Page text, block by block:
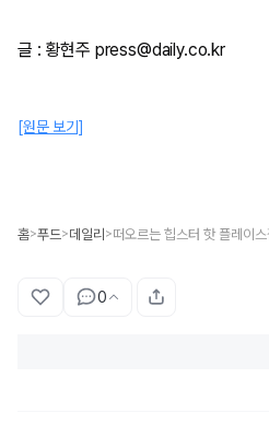
글 : 황현주 press@daily.co.kr
[원문 보기]
홈>푸드>데일리 >떠오르는 힙스터 핫 플레이
0